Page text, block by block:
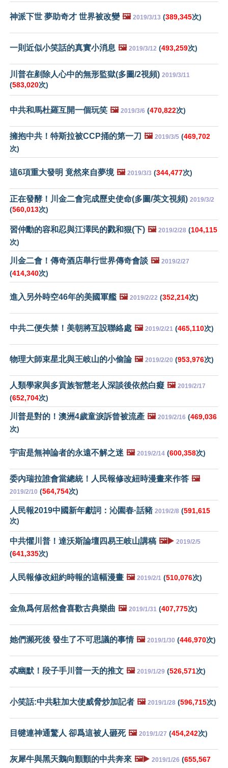
神派下世 夢助奇才 世界被改變 🖼️ 2019/3/13 (389,345次)
一則近似小笑話的真實小消息 🖼️ 2019/3/12 (493,259次)
川普在剷除人心中的無形監獄(多圖/2視頻) 2019/3/11
(583,020次)
中共和馬杜羅互開一個玩笑 🖼️ 2019/3/6 (470,822次)
擁抱中共！特斯拉被CCP捅的第一刀 🖼️ 2019/3/5 (469,702
次)
這6項重大發明 竟然來自夢境 🖼️ 2019/3/3 (344,477次)
正在發酵！川金二會完成歷史使命(多圖/英文視頻) 2019/3/2
(560,013次)
習仲勳的容和忍與江澤民的戮和狠(下) 🖼️ 2019/2/28 (104,115
次)
川金二會！傳奇酒店舉行世界傳奇會談 🖼️ 2019/2/27
(414,340次)
進入另外時空46年的美國軍艦 🖼️ 2019/2/22 (352,214次)
中共二便失禁！美朝將互設聯絡處 🖼️ 2019/2/21 (465,110次)
物理大師束星北與王岐山的小偷論 🖼️ 2019/2/20 (953,976次)
人類學家與多貢族智慧老人深談後依然白癡 🖼️ 2019/2/17
(652,704次)
川普是對的！澳洲4歲童淚訴曾被流產 🖼️ 2019/2/16 (469,036
次)
宇宙是無神論者的永遠不解之迷 🖼️ 2019/2/14 (600,358次)
委內瑞拉誰會當總統！人民報修改紐時漫畫來作答 🖼️
2019/2/10 (564,754次)
人民報2019中國新年獻詞：沁園春·話豬 2019/2/8 (591,615
次)
中共懼川普！達沃斯論壇四易王岐山講稿 🖼️▶️ 2019/2/5
(641,335次)
人民報修改紐約時報的這幅漫畫 🖼️ 2019/2/1 (510,076次)
金魚爲何居然會喜歡古典樂曲 🖼️ 2019/1/31 (407,775次)
她們瀕死後 發生了不可思議的事情 🖼️ 2019/1/30 (446,970次)
忒幽默！段子手川普一天的推文 🖼️ 2019/1/29 (526,571次)
小笑話:中共駐加大使威脅炒加記者 🖼️ 2019/1/28 (596,715次)
目犍連神通驚人 卻爲這被人砸死 🖼️ 2019/1/27 (454,242次)
灰犀牛與黑天鵝向顫顫的中共奔來 🖼️▶️ 2019/1/26 (655,567